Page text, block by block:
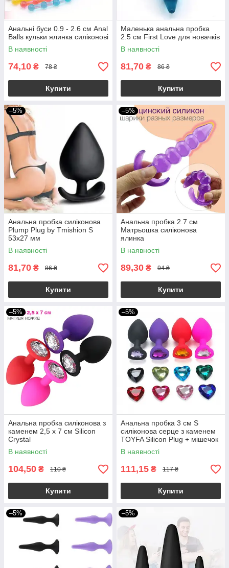
Анальні буси 0.9 - 2.6 см Anal
Balls кульки ялинка силіконові
В наявності
74,10 ₴ 78 ₴
Купити
Маленька анальна пробка
2.5 см First Love для новачків
В наявності
81,70 ₴ 86 ₴
Купити
–5%
Анальна пробка силіконова
Plump Plug by Tmishion S
53x27 мм
В наявності
81,70 ₴ 86 ₴
Купити
–5%
Анальна пробка 2.7 см
Матрьошка силіконова
ялинка
В наявності
89,30 ₴ 94 ₴
Купити
–5%
Анальна пробка силіконова з
каменем 2,5 x 7 см Silicon
Crystal
В наявності
104,50 ₴ 110 ₴
Купити
–5%
Анальна пробка 3 см S
силіконова серце з каменем
TOYFA Silicon Plug + мішечок
В наявності
111,15 ₴ 117 ₴
Купити
–5% –5%